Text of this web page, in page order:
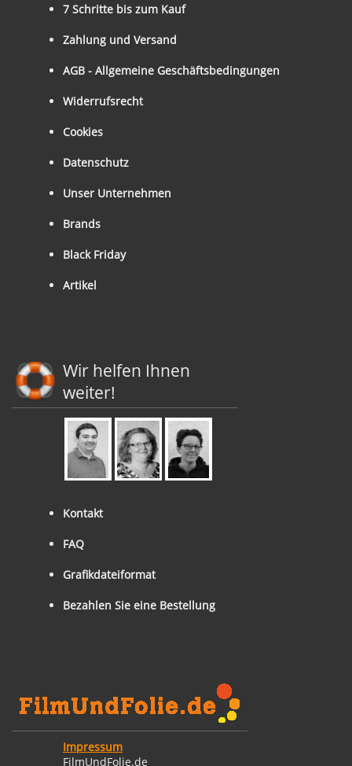
7 Schritte bis zum Kauf
Zahlung und Versand
AGB - Allgemeine Geschäftsbedingungen
Widerrufsrecht
Cookies
Datenschutz
Unser Unternehmen
Brands
Black Friday
Artikel
Wir helfen Ihnen
weiter!
Kontakt
FAQ
Grafikdateiformat
Bezahlen Sie eine Bestellung
Impressum
FilmUndFolie.de